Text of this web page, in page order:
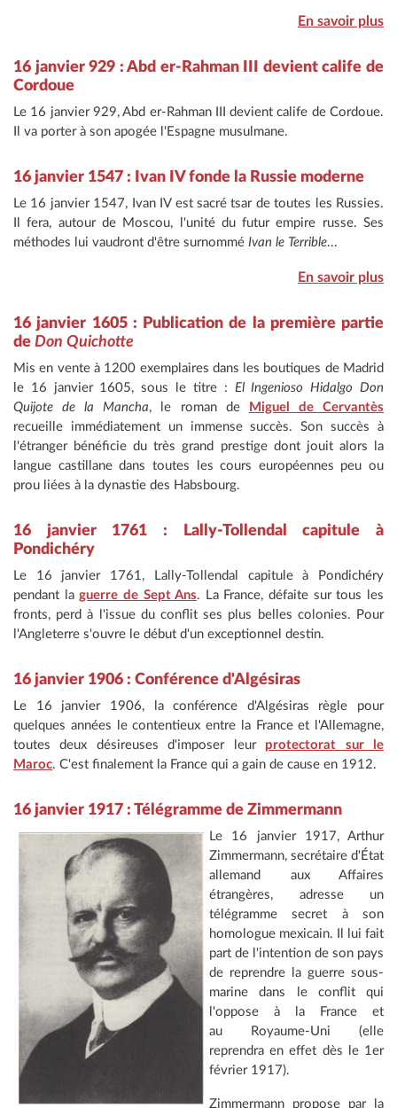
En savoir plus
16 janvier 929 : Abd er-Rahman III devient calife de
Cordoue
Le 16 janvier 929, Abd er-Rahman III devient calife de Cordoue.
Il va porter à son apogée l'Espagne musulmane.
16 janvier 1547 : Ivan IV fonde la Russie moderne
Le 16 janvier 1547, Ivan IV est sacré tsar de toutes les Russies.
Il fera, autour de Moscou, l'unité du futur empire russe. Ses
méthodes lui vaudront d'être surnommé Ivan le Terrible...
En savoir plus
16 janvier 1605 : Publication de la première partie
de Don Quichotte
Mis en vente à 1200 exemplaires dans les boutiques de Madrid
le 16 janvier 1605, sous le titre : El Ingenioso Hidalgo Don
Quijote de la Mancha, le roman de
Miguel de Cervantès
recueille immédiatement un immense succès. Son succès à
l'étranger bénéficie du très grand prestige dont jouit alors la
langue castillane dans toutes les cours européennes peu ou
prou liées à la dynastie des Habsbourg.
16 janvier 1761 : Lally-Tollendal capitule à
Pondichéry
Le 16 janvier 1761, Lally-Tollendal capitule à Pondichéry
pendant laguerre de Sept Ans. La France, défaite sur tous les
fronts, perd à l'issue du conflit ses plus belles colonies. Pour
l'Angleterre s'ouvre le début d'un exceptionnel destin.
16 janvier 1906 : Conférence d'Algésiras
Le 16 janvier 1906, la conférence d'Algésiras règle pour
quelques années le contentieux entre la France et l'Allemagne,
toutes deux désireuses d'imposer leur protectorat sur le
Maroc. C'est finalement la France qui a gain de cause en 1912.
16 janvier 1917 : Télégramme de Zimmermann
Le 16 janvier 1917, Arthur
Zimmermann, secrétaire d'État
allemand aux Affaires
étrangères, adresse un
télégramme secret à son
homologue mexicain. Il lui fait
part de l'intention de son pays
de reprendre la guerre sous-
marine dans le conflit qui
l'oppose à la France et
au Royaume-Uni (elle
reprendra en effet dès le 1er
février 1917).
Zimmermann propose par la